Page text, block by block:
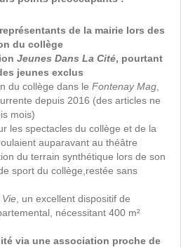
de la mairie lors des
du collège
Jeunes Dans La Cité, pourtant
jeunes exclus
du collège dans le Fontenay Mag
depuis 2016 (des articles ne
mois)
les spectacles du collège et de la
auparavant au théâtre
du terrain synthétique lors de son
sport du collège,restée sans
, un excellent dispositif de
nécessitant 400 m²
via une association proche de